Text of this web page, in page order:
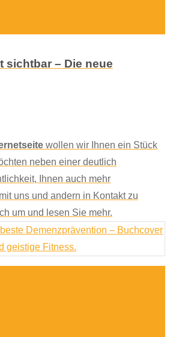
sichtbar – Die neue
wollen wir Ihnen ein Stück
neben einer deutlich
Ihnen auch mehr
uns und andern in Kontakt zu
um und lesen Sie mehr.